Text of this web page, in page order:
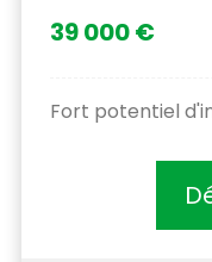
39 000 €
Fort potentiel